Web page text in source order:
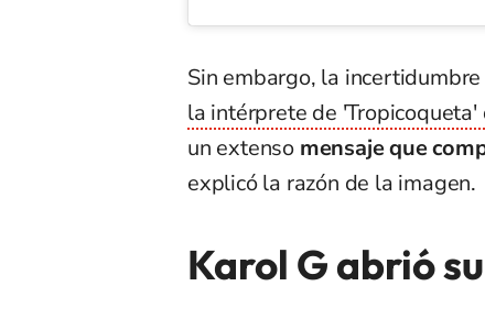
Sin embargo, la
la intérprete de
un extenso mensaje que
explicó la razón de la imagen.
Karol G abrió